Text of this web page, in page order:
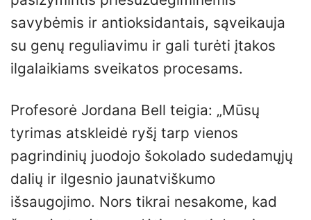
savybėmis ir antioksidantais, sąveikauja
su genų reguliavimu ir gali turėti įtakos
ilgalaikiams sveikatos procesams.
Profesorė Jordana Bell teigia: „Mūsų
tyrimas atskleidė ryšį tarp vienos
pagrindinių juodojo šokolado sudedamųjų
dalių ir ilgesnio jaunatviškumo
išsaugojimo. Nors tikrai nesakome, kad